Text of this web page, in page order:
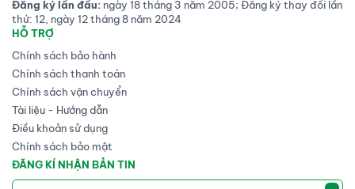
Đăng ký lần đầu: ngày 18 tháng 3 năm 2005; Đăng ký thay đổi lần
thứ: 12, ngày 12 tháng 8 năm 2024
HỖ TRỢ
Chính sách bảo hành
Chính sách thanh toán
Chính sách vận chuyển
Tài liệu - Hướng dẫn
Điều khoản sử dụng
Chính sách bảo mật
ĐĂNG KÍ NHẬN BẢN TIN